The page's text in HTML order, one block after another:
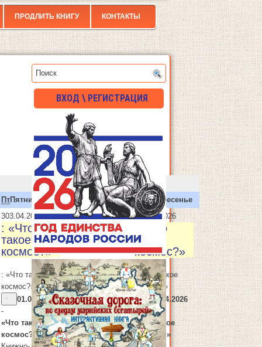
ПРОДЛИТЬ КНИГУ КОНТАКТЫ
ПтПятница СбСуббота ВсВоскресенье
303.04.2026
: «Что
такое
космос?»
: «Что такое
космос?»
01.04.2026
-
«Что такое
космос?»
505.04.2026
: «Что
такое
космос?»
: «Что такое
космос?»
05.04.2026
-
«Что такое
космос?»
ВХОД \ РЕГИСТРАЦИЯ